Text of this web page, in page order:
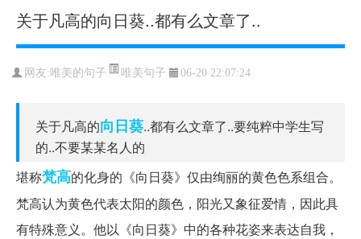
关于凡高的向日葵..都有么文章了..
网友: 唯美的句子 唯美句子 06-20 22:07:24
关于凡高的向日葵..都有么文章了..要纯粹中学生写
的..不要某某名人的
堪称梵高的化身的《向日葵》仅由绚丽的黄色色系组合。
梵高认为黄色代表太阳的颜色，阳光又象征爱情，因此具
有特殊意义。他以《向日葵》中的各种花姿来表达自我，